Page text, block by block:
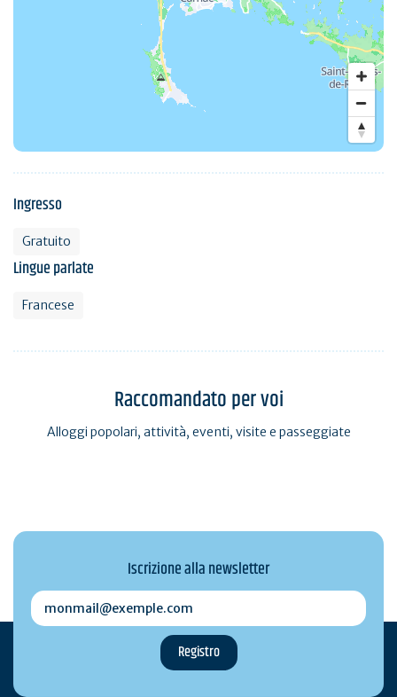
Ingresso
Gratuito
Lingue parlate
Francese
Raccomandato per voi
Alloggi popolari, attività, eventi, visite e passeggiate
Iscrizione alla newsletter
monmail@exemple.com